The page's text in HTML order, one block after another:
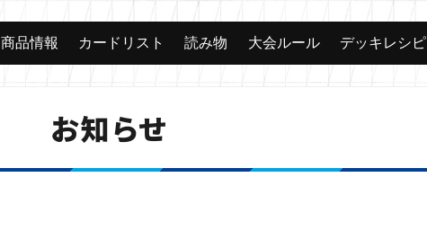
カード
商品情報 カードリスト 読み物 大会ルール デッキレシピ
お知らせ